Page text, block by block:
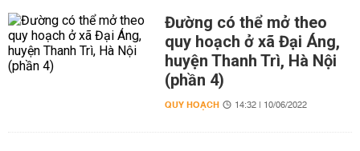
Đường có thể mở theo
quy hoạch ở xã Đại Áng,
huyện Thanh Trì, Hà Nội
(phần 4)
QUY HOẠCH 14:32 | 10/06/2022